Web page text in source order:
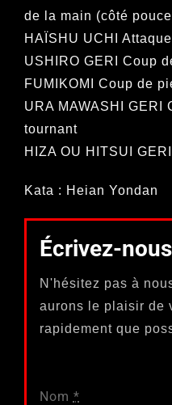
de la main (côté
HAÏSHU UCHI
USHIRO GERI Coup
FUMIKOMI Coup de
URA MAWASHI GERI
tournant
HIZA OU HITSUI
Kata : Heian Yondan
Écrivez-nous
N'hésitez pas à
aurons le plaisir de
rapidement que
Nom *